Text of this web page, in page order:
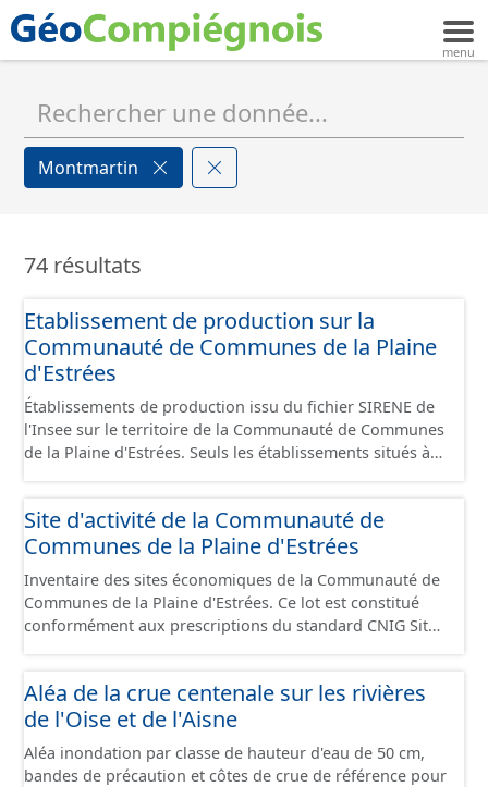
Montmartin
74 résultats
Etablissement de production sur la
Communauté de Communes de la Plaine
d'Estrées
Établissements de production issu du fichier SIRENE de
l'Insee sur le territoire de la Communauté de Communes
de la Plaine d'Estrées. Seuls les établissements situés à
conformément aux prescriptions du standard CNIG Sites
Économiques. Ce lot ne contient pas la référence aux
delà des prescriptions du CNIG se limitant aux SCI.
Site d'activité de la Communauté de
Communes de la Plaine d'Estrées
Inventaire des sites économiques de la Communauté de
Communes de la Plaine d'Estrées. Ce lot est constitué
conformément aux prescriptions du standard CNIG Sites
Aléa de la crue centenale sur les rivières
de l'Oise et de l'Aisne
Aléa inondation par classe de hauteur d'eau de 50 cm,
bandes de précaution et côtes de crue de référence pour